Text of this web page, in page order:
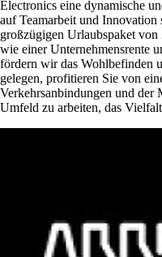
Electronics eine dynamische
auf Teamarbeit und
großzügigen Urlaubspaket
wie einer Unternehmensrente
fördern wir das Wohlbefinden
gelegen, profitieren Sie von
Verkehrsanbindungen und der
Umfeld zu arbeiten, das